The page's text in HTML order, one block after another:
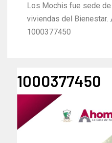
Los Mochis fue sede
viviendas del Bienestar.
1000377450
1000377450